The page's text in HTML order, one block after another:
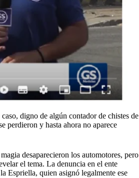
digno de algún contador de chistes de
perdieron y hasta ahora no aparece
desaparecieron los automotores, pero
el tema. La denuncia en el ente
Espriella, quien asignó legalmente ese